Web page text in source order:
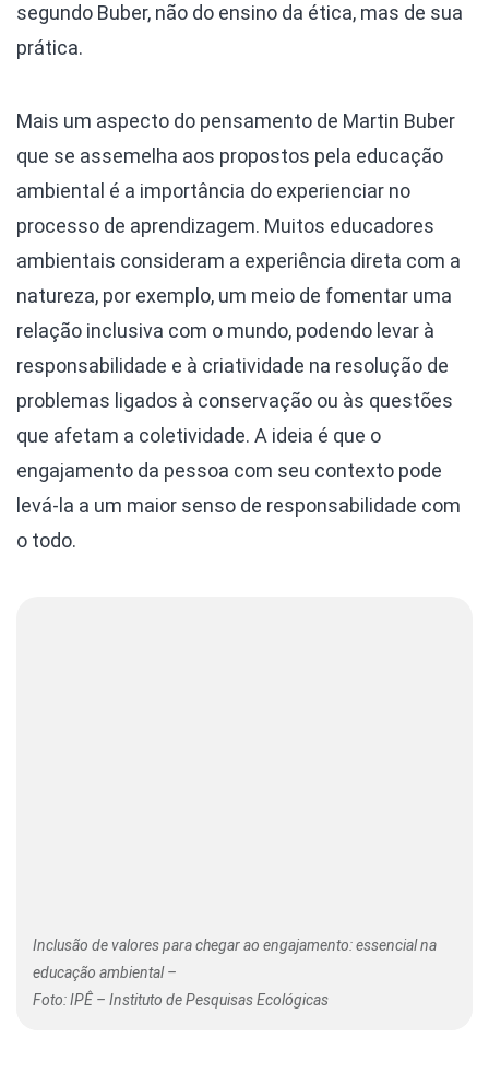
segundo Buber, não do ensino da ética, mas de sua
prática.
Mais um aspecto do pensamento de Martin Buber
que se assemelha aos propostos pela educação
ambiental é a importância do experienciar no
processo de aprendizagem. Muitos educadores
ambientais consideram a experiência direta com a
natureza, por exemplo, um meio de fomentar uma
relação inclusiva com o mundo, podendo levar à
responsabilidade e à criatividade na resolução de
problemas ligados à conservação ou às questões
que afetam a coletividade. A ideia é que o
engajamento da pessoa com seu contexto pode
levá-la a um maior senso de responsabilidade com
o todo.
Inclusão de valores para chegar ao engajamento: essencial na
educação ambiental –
Foto: IPÊ – Instituto de Pesquisas Ecológicas